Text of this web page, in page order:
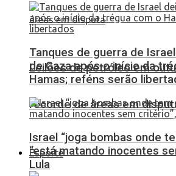
Leilões de petróleo em
recorde de áreas em
Esporte
Tanques de guerra de
de Gaza após o início da
Hamas; reféns serão
Israel “joga bombas onde
“está matando inocentes
Lula